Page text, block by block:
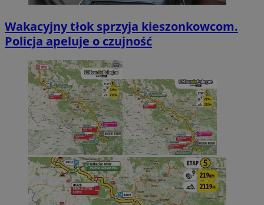
Wakacyjny tłok sprzyja kieszonkowcom.
Policja apeluje o czujność